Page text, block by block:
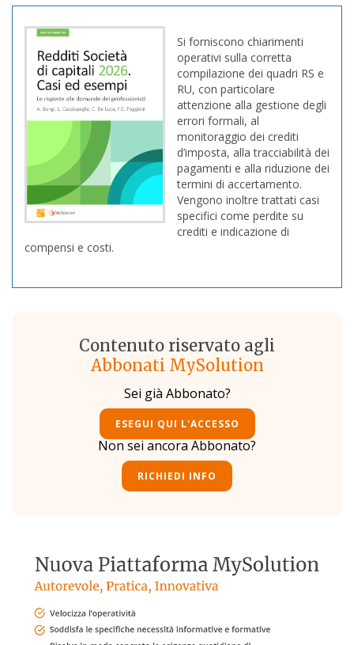
Si forniscono chiarimenti
operativi sulla corretta
compilazione dei quadri RS e
RU, con particolare
attenzione alla gestione degli
errori formali, al
monitoraggio dei crediti
d’imposta, alla tracciabilità dei
pagamenti e alla riduzione dei
termini di accertamento.
Vengono inoltre trattati casi
specifici come perdite su
crediti e indicazione di
compensi e costi.
Contenuto riservato agli
Abbonati MySolution
Sei già Abbonato?
ESEGUI QUI L'ACCESSO
Non sei ancora Abbonato?
RICHIEDI INFO